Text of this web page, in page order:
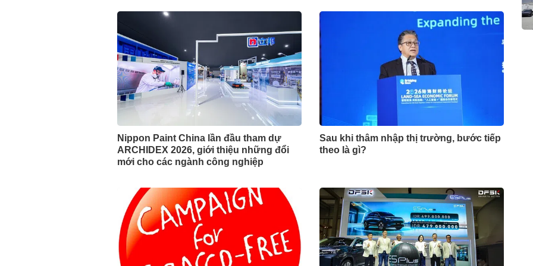
Nippon Paint China lần đầu tham dự
ARCHIDEX 2026, giới thiệu những đổi
mới cho các ngành công nghiệp
Sau khi thâm nhập thị trường, bước tiếp
theo là gì?